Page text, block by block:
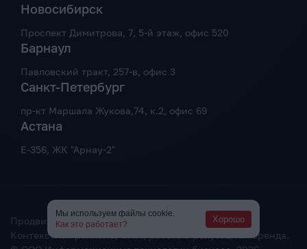
Новосибирск
Проспект Димитрова, 7, 5-й этаж, офис 520
Барнаул
Павловский тракт, 257-в, офис 3
Санкт-Петербург
пр-кт Маршала Жукова,74, к.2, офис 69
Астана
Е-356, ЖК "Арнау-2"
Продвижение и создание сайтов.
Контекстная реклама, SMM, работа с репутацией бренда.
Мы используем файлы cookie.
Как это работает?
Хорошо